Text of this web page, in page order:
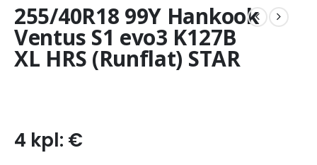
255/40R18 99Y Hankook
Ventus S1 evo3 K127B
XL HRS (Runflat) STAR
4 kpl: €